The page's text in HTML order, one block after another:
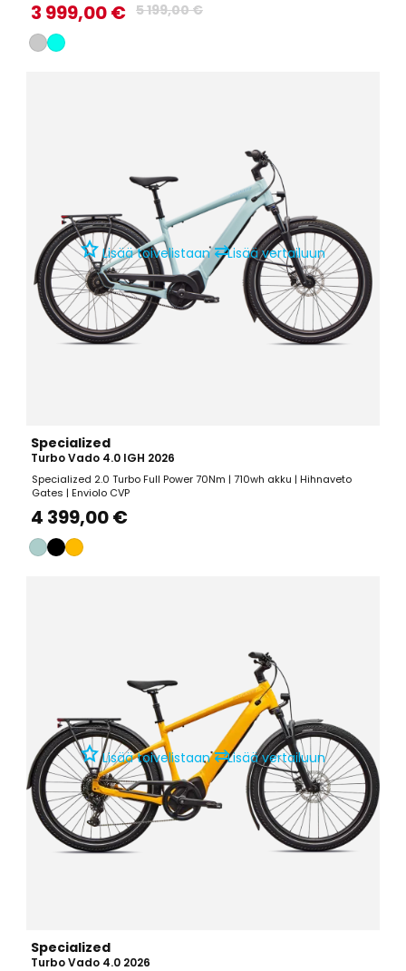
3 999,00 € 5 199,00 €
Lisää toivelistaan⇄Lisää vertailuun
Specialized
Turbo Vado 4.0 IGH 2026
Specialized 2.0 Turbo Full Power 70Nm | 710wh akku | Hihnaveto
Gates | Enviolo CVP
4 399,00 €
Lisää toivelistaan⇄Lisää vertailuun
Specialized
Turbo Vado 4.0 2026